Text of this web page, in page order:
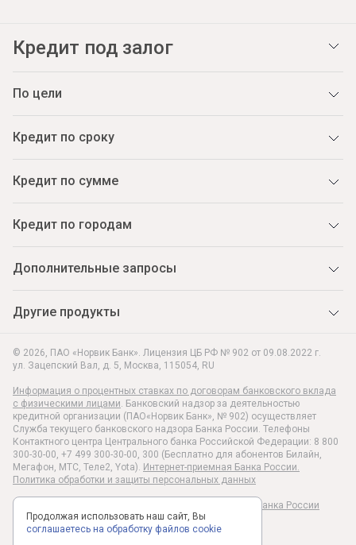
© 2026, ПАО «Норвик Банк». Лицензия ЦБ РФ № 902 от 09.08.2022 г.
ул. Зацепский Вал, д. 5, Москва, 115054, RU
Информация о процентных ставках по договорам банковского вклада
с физическими лицами. Банковский надзор за деятельностью
кредитной организации (ПАО«Норвик Банк», № 902) осуществляет
Служба текущего банковского надзора Банка России. Телефоны
Контактного центра Центрального банка Российской Федерации: 8 800
300-30-00, +7 499 300-30-00, 300 (Бесплатно для абонентов Билайн,
Мегафон, МТС, Теле2, Yota). Интернет-приемная Банка России.
Политика обработки и защиты персональных данных
Раскрытие информации в соответствии c Указанием Банка России
№6496-У
Кредит под залог
По цели
Кредит по сроку
Кредит по сумме
Кредит по городам
Дополнительные запросы
Другие продукты
Продолжая использовать наш сайт, Вы
соглашаетесь на обработку файлов cookie